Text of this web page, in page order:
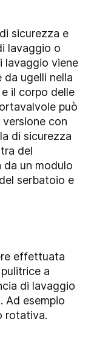
sicurezza e
lavaggio o
lavaggio viene
ugelli nella
il corpo delle
può
con
di sicurezza
del
da un modulo
serbatoio e
effettuata
a
di lavaggio
Ad esempio
rotativa.